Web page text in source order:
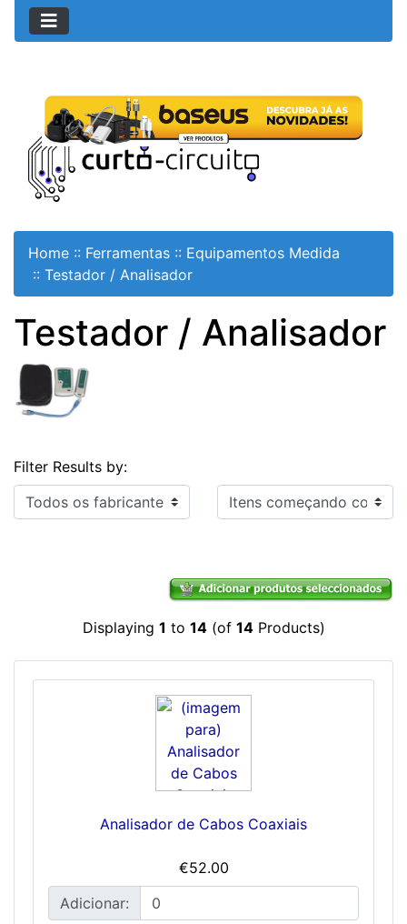
Home :: Ferramentas :: Equipamentos Medida
:: Testador / Analisador
Testador / Analisador
Filter Results by:
Itens começando com ...
Displaying 1 to 14(of 14Products)
Analisador de Cabos Coaxiais
€52.00
Adicionar: